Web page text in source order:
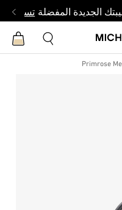
الجديدة المفضلة تسوق
Primrose